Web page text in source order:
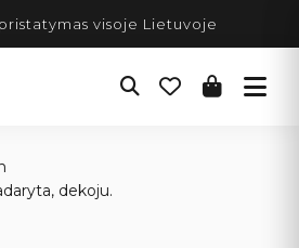
visoje Lietuvoje
dekoju.